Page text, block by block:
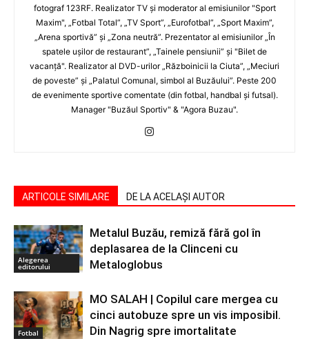
fotograf 123RF. Realizator TV şi moderator al emisiunilor "Sport
Maxim", „Fotbal Total”, „TV Sport”, „Eurofotbal”, „Sport Maxim”,
„Arena sportivă” şi „Zona neutră”. Prezentator al emisiunilor „În
spatele uşilor de restaurant”, „Tainele pensiunii” şi "Bilet de
vacanţă". Realizator al DVD-urilor „Războinicii la Ciuta”, „Meciuri
de poveste” şi „Palatul Comunal, simbol al Buzăului”. Peste 200
de evenimente sportive comentate (din fotbal, handbal şi futsal).
Manager "Buzăul Sportiv" & "Agora Buzau".
ARTICOLE SIMILARE DE LA ACELAȘI AUTOR
Alegerea
editorului
Metalul Buzău, remiză fără gol în
deplasarea de la Clinceni cu
Metaloglobus
Fotbal
MO SALAH | Copilul care mergea cu
cinci autobuze spre un vis imposibil.
Din Nagrig spre imortalitate